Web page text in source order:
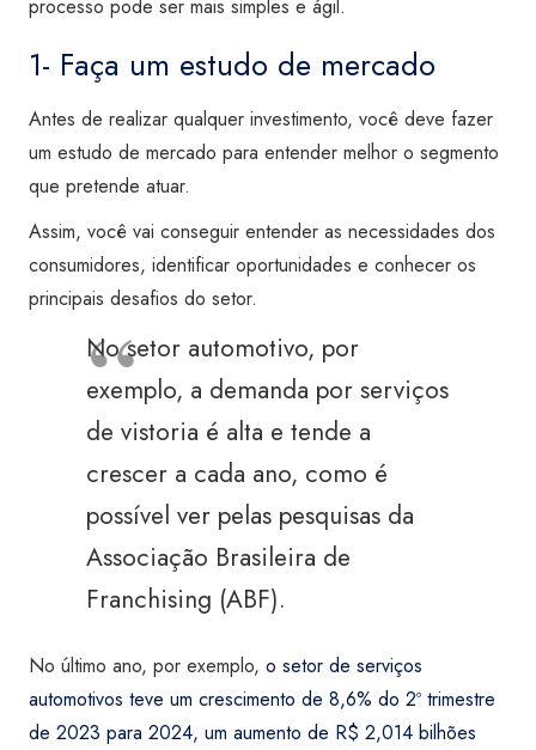
processo pode ser mais simples e ágil.
1- Faça um estudo de mercado
Antes de realizar qualquer investimento, você deve fazer
um estudo de mercado para entender melhor o segmento
que pretende atuar.
Assim, você vai conseguir entender as necessidades dos
consumidores, identificar oportunidades e conhecer os
principais desafios do setor.
No setor automotivo, por
exemplo, a demanda por serviços
de vistoria é alta e tende a
crescer a cada ano, como é
possível ver pelas pesquisas da
Associação Brasileira de
Franchising (ABF).
No último ano, por exemplo, o setor de serviços
automotivos teve um crescimento de 8,6% do 2º trimestre
de 2023 para 2024, um aumento de R$ 2,014 bilhões